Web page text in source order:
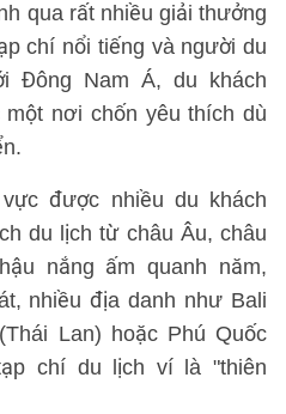
qua rất nhiều giải thưởng
chí nổi tiếng và người du
Đông Nam Á, du khách
nơi chốn yêu thích dù
được nhiều du khách
du lịch từ châu Âu, châu
nắng ấm quanh năm,
nhiều địa danh như Bali
Lan) hoặc Phú Quốc
chí du lịch ví là "thiên